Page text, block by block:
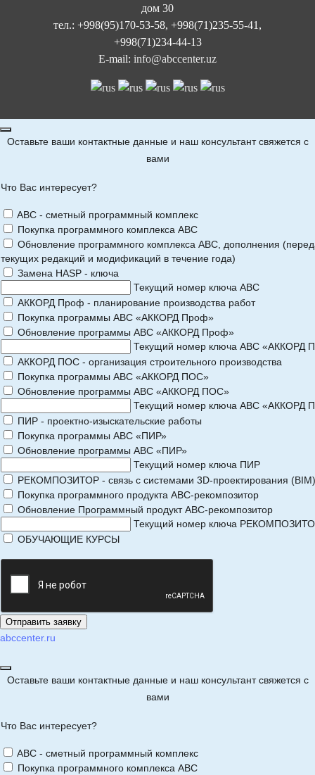
дом 30
тел.: +998(95)170-53-58, +998(71)235-55-41,
+998(71)234-44-13
E-mail: info@abccenter.uz
Оставьте ваши контактные данные и наш консультант свяжется с
вами
Что Вас интересует?
ABC - сметный программный комплекс
Покупка программного комплекса АВС
Обновление программного комплекса АВС, дополнения
текущих редакций и модификаций в течение года)
Замена HASP - ключа
Текущий номер ключа АВС
АККОРД Проф - планирование производства работ
Покупка программы АВС «АККОРД Проф»
Обновление программы АВС «АККОРД Проф»
Текущий номер ключа АВС «АККОРД
АККОРД ПОС - организация строительного производства
Покупка программы АВС «АККОРД ПОС»
Обновление программы АВС «АККОРД ПОС»
Текущий номер ключа АВС «АККОРД
ПИР - проектно-изыскательские работы
Покупка программы АВС «ПИР»
Обновление программы АВС «ПИР»
Текущий номер ключа ПИР
РЕКОМПОЗИТОР - связь с системами 3D-проектирования (BIM)
Покупка программного продукта АВС-рекомпозитор
Обновление Программный продукт АВС-рекомпозитор
Текущий номер ключа
ОБУЧАЮЩИЕ КУРСЫ
abccenter.ru
Оставьте ваши контактные данные и наш консультант свяжется с
вами
Что Вас интересует?
ABC - сметный программный комплекс
Покупка программного комплекса АВС